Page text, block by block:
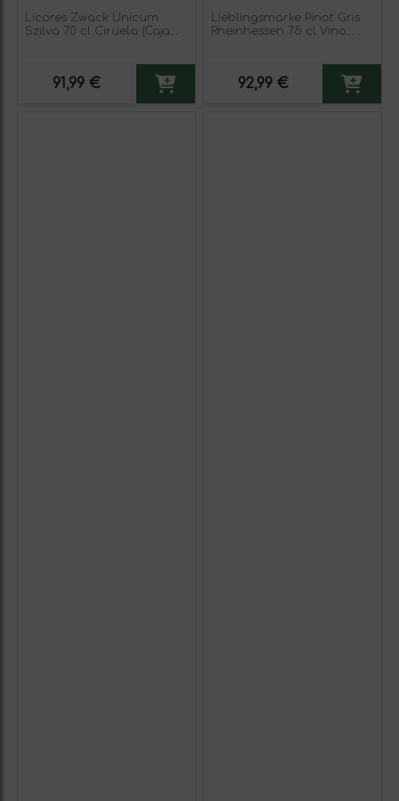
Licores Zwack Unicum
Szilva 70 cl Ciruela (Caja
91,99 €
Lieblingsmarke Pinot Gris
Rheinhessen 75 cl Vino
92,99 €